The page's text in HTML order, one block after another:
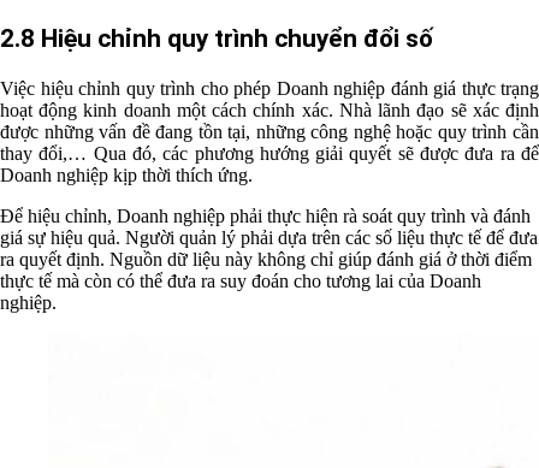
2.8 Hiệu chỉnh quy trình chuyển đổi số
Việc hiệu chỉnh quy trình cho phép Doanh nghiệp đánh giá thực trạng
hoạt động kinh doanh một cách chính xác. Nhà lãnh đạo sẽ xác định
được những vấn đề đang tồn tại, những công nghệ hoặc quy trình cần
thay đổi,… Qua đó, các phương hướng giải quyết sẽ được đưa ra để
Doanh nghiệp kịp thời thích ứng.
Để hiệu chỉnh, Doanh nghiệp phải thực hiện rà soát quy trình và đánh
giá sự hiệu quả. Người quản lý phải dựa trên các số liệu thực tế để đưa
ra quyết định. Nguồn dữ liệu này không chỉ giúp đánh giá ở thời điểm
thực tế mà còn có thể đưa ra suy đoán cho tương lai của Doanh
nghiệp.